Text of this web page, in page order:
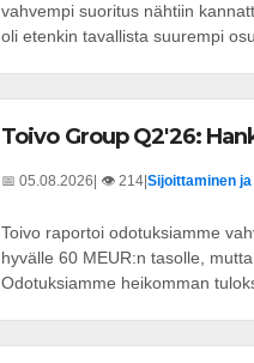
vahvempi suoritus nähtiin
oli etenkin tavallista suurempi
Toivo Group Q2'26:
📅 05.08.2026 | 👁️ 214 Sijoittaminen
Toivo raportoi odotuksiamme
hyvälle 60 MEUR:n tasolle,
Odotuksiamme heikomman